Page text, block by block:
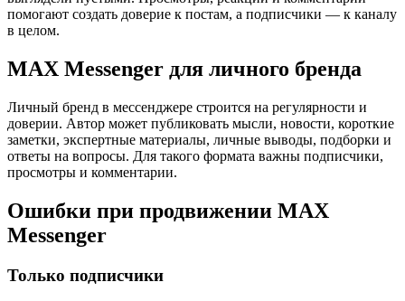
помогают создать доверие к постам, а подписчики — к каналу
в целом.
MAX Messenger для личного бренда
Личный бренд в мессенджере строится на регулярности и
доверии. Автор может публиковать мысли, новости, короткие
заметки, экспертные материалы, личные выводы, подборки и
ответы на вопросы. Для такого формата важны подписчики,
просмотры и комментарии.
Ошибки при продвижении MAX
Messenger
Только подписчики